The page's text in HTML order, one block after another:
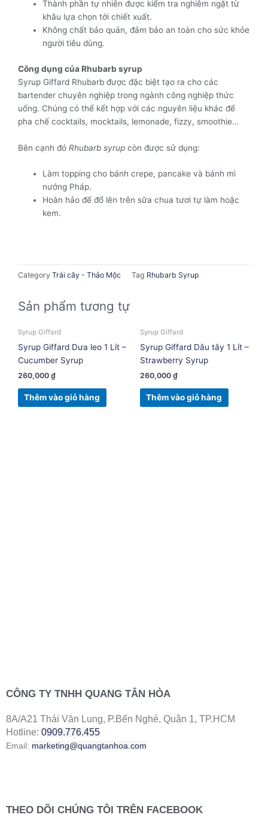
Thành phần tự nhiên được kiểm tra nghiêm ngặt từ
khâu lựa chọn tới chiết xuất.
Không chất bảo quản, đảm bảo an toàn cho sức khỏe
người tiêu dùng.
Công dụng của Rhubarb syrup
Syrup Giffard Rhubarb được đặc biệt tạo ra cho các
bartender chuyên nghiệp trong ngành công nghiệp thức
uống. Chúng có thể kết hợp với các nguyên liệu khác để
pha chế cocktails, mocktails, lemonade, fizzy, smoothie…
Bên cạnh đó Rhubarb syrup còn được sử dụng:
Làm topping cho bánh crepe, pancake và bánh mì
nướng Pháp.
Hoàn hảo để đổ lên trên sữa chua tươi tự làm hoặc
kem.
Category Trái cây - Thảo Mộc Tag Rhubarb Syrup
Sản phẩm tương tự
Syrup Giffard
Syrup Giffard Dưa leo 1 Lít –
Cucumber Syrup
260,000 ₫
Thêm vào giỏ hàng
Syrup Giffard
Syrup Giffard Dâu tây 1 Lít –
Strawberry Syrup
260,000 ₫
Thêm vào giỏ hàng
CÔNG TY TNHH QUANG TÂN HÒA
8A/A21 Thái Văn Lung, P.Bến Nghé, Quận 1, TP.HCM
Hotline: 0909.776.455
Email: marketing@quangtanhoa.com
THEO DÕI CHÚNG TÔI TRÊN FACEBOOK